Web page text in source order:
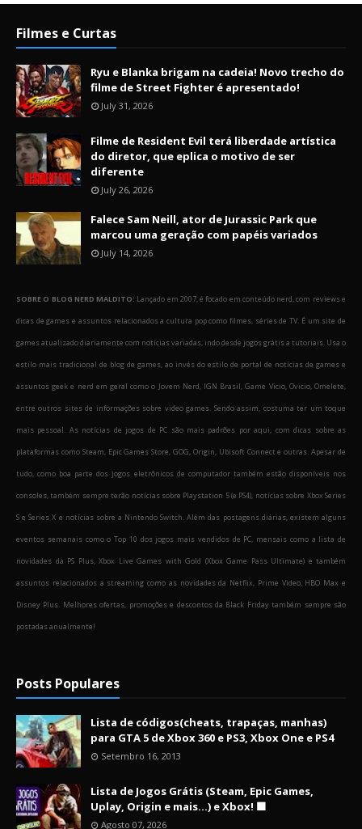
Filmes e Curtas
Ryu e Blanka brigam na cadeia! Novo trecho do
filme de Street Fighter é apresentado!
July 31, 2026
Filme de Resident Evil terá liberdade artística
do diretor, que eplica o motivo de ser
diferente
July 26, 2026
Falece Sam Neill, ator de Jurassic Park que
marcou uma geração com papéis variados
July 14, 2026
SOBRE O BLOG NERD MALDITO: Lançado em 2007, é focado em conteúdo nerd, com reviews e
dicas de games e assuntos relacionados a cultura pop como filmes, séries de TV. É um site de
games atualizado diariamente com notícias variadas, indo desde jogos grátis a tutoriais. Usa o
estilo mais tradicional de blog de games, ao invés do estilo de portal de notícias de games e
assuntos geek e nerd em geral como o Jovem Nerd, IGN Brasil, Game Vicio, Ovicio, Omelete,
entre outros sites de informações sobre video games. Sendo assim, costuma ter um toque
mais pessoal. As notícias de jogos de PC são mais padrões por aqui, com dicas sobre as
plataformas como Steam, Epic Games Store, GOG, Origin, Ubisoft Connect e outras. Apesar de
tudo, como boa parte dos jogos eletrônicos de computador também estão disponíveis nos
consoles, também sempre terão notícias sobre Playstation 5 (e PS4), notícias sobre Xbox Series
S e Series X e notícias sobre a Nintendo Switch. Além das postagens diárias, existem alguns
eventos semanais como o Top 10 dos jogos mais vendidos de PC, mensais como a lista de
novidades da PS Plus, Xbox Live Games with Gold (Xbox Game Pass Ultimate) e também
assuntos relacionados a streaming como as novidades da Netflix, Prime Video, HBO Max e
Disney Plus. Melhores ofertas, promoções e descontos da Black Friday também sempre são
postadas anualmente!
Posts Populares
Lista de códigos(cheats, trapaças, manhas)
para GTA 5 de Xbox 360 e PS3, Xbox One e PS4
Setembro 16, 2013
Lista de Jogos Grátis (Steam, Epic Games,
Uplay, Origin e mais...) e Xbox! 🟩
Agosto 07, 2026